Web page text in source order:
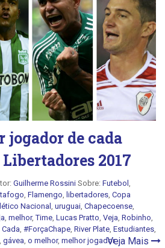
jogador de cada
2017
Guilherme Rossini Sobre: Futebol ,
, Flamengo, libertadores, Copa
Nacional , uruguai, Chapecoense,
, melhor,Time, Lucas Pratto, Veja, Robinho,
Cada, #ForçaChape, River Plate, Estudiantes,
, gávea, o melhor, melhor jogadorVeja Mais